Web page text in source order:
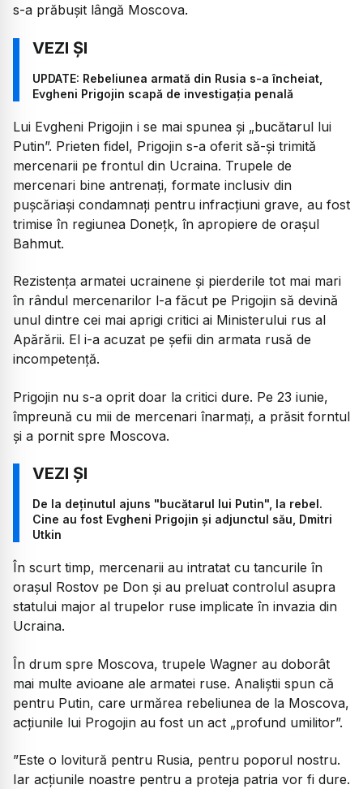
s-a prăbușit lângă Moscova.
UPDATE: Rebeliunea armată din Rusia s-a încheiat,
Evgheni Prigojin scapă de investigația penală
Lui Evgheni Prigojin i se mai spunea și „bucătarul lui
Putin”. Prieten fidel, Prigojin s-a oferit să-și trimită
mercenarii pe frontul din Ucraina. Trupele de
mercenari bine antrenați, formate inclusiv din
pușcăriași condamnați pentru infracțiuni grave, au fost
trimise în regiunea Donețk, în apropiere de orașul
Bahmut.
Rezistența armatei ucrainene și pierderile tot mai mari
în rândul mercenarilor l-a făcut pe Prigojin să devină
unul dintre cei mai aprigi critici ai Ministerului rus al
Apărării. El i-a acuzat pe șefii din armata rusă de
incompetență.
Prigojin nu s-a oprit doar la critici dure. Pe 23 iunie,
împreună cu mii de mercenari înarmați, a prăsit forntul
și a pornit spre Moscova.
De la deținutul ajuns "bucătarul lui Putin", la rebel.
Cine au fost Evgheni Prigojin și adjunctul său, Dmitri
Utkin
În scurt timp, mercenarii au intratat cu tancurile în
orașul Rostov pe Don și au preluat controlul asupra
statului major al trupelor ruse implicate în invazia din
Ucraina.
În drum spre Moscova, trupele Wagner au doborât
mai multe avioane ale armatei ruse. Analiștii spun că
pentru Putin, care urmărea rebeliunea de la Moscova,
acțiunile lui Progojin au fost un act „profund umilitor”.
”Este o lovitură pentru Rusia, pentru poporul nostru.
Iar acțiunile noastre pentru a proteja patria vor fi dure.